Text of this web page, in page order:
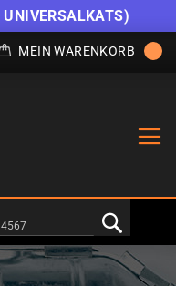
MEIN WARENKORB